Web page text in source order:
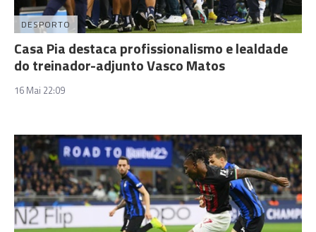
DESPORTO
Casa Pia destaca profissionalismo e lealdade
do treinador-adjunto Vasco Matos
16 Mai 22:09